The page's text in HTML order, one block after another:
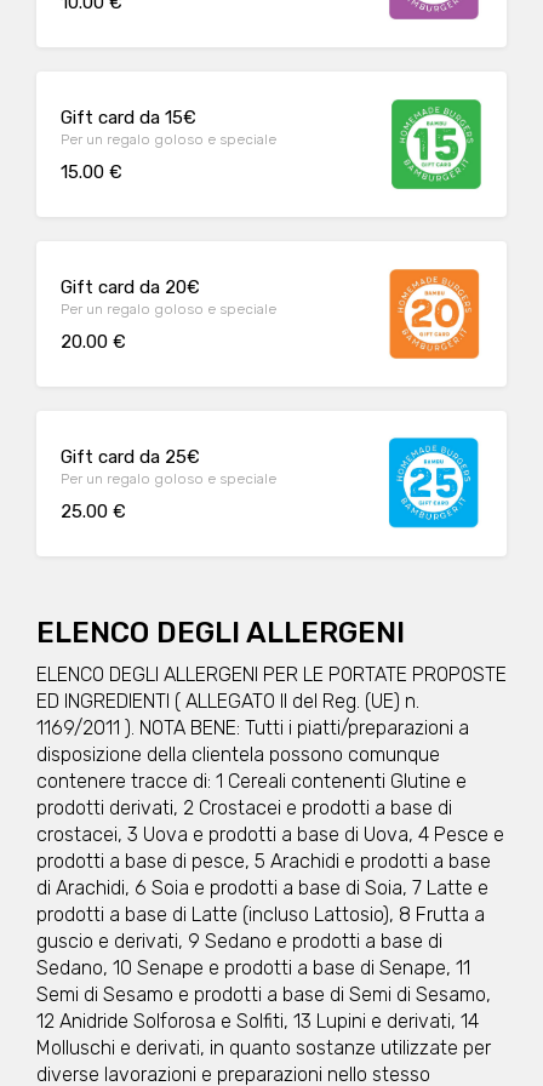
Gift card da 15€
Per un regalo goloso e speciale
15.00 €
Gift card da 20€
Per un regalo goloso e speciale
20.00 €
Gift card da 25€
Per un regalo goloso e speciale
25.00 €
ELENCO DEGLI ALLERGENI
ELENCO DEGLI ALLERGENI PER LE PORTATE PROPOSTE
ED INGREDIENTI ( ALLEGATO II del Reg. (UE) n.
1169/2011 ). NOTA BENE: Tutti i piatti/preparazioni a
disposizione della clientela possono comunque
contenere tracce di: 1 Cereali contenenti Glutine e
prodotti derivati, 2 Crostacei e prodotti a base di
crostacei, 3 Uova e prodotti a base di Uova, 4 Pesce e
prodotti a base di pesce, 5 Arachidi e prodotti a base
di Arachidi, 6 Soia e prodotti a base di Soia, 7 Latte e
prodotti a base di Latte (incluso Lattosio), 8 Frutta a
guscio e derivati, 9 Sedano e prodotti a base di
Sedano, 10 Senape e prodotti a base di Senape, 11
Semi di Sesamo e prodotti a base di Semi di Sesamo,
12 Anidride Solforosa e Solfiti, 13 Lupini e derivati, 14
Molluschi e derivati, in quanto sostanze utilizzate per
diverse lavorazioni e preparazioni nello stesso